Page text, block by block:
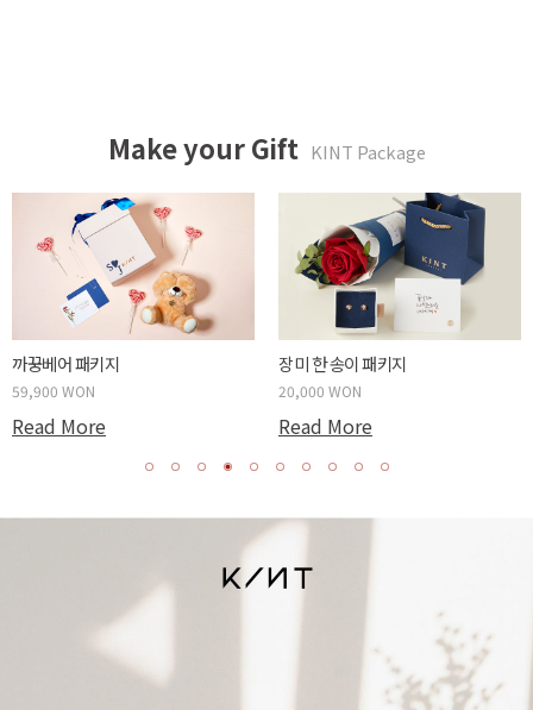
Make your Gift KINT Package
까꿍베어 패키지
59,900 WON
Read More
장미 한 송이 패키지
20,000 WON
Read More